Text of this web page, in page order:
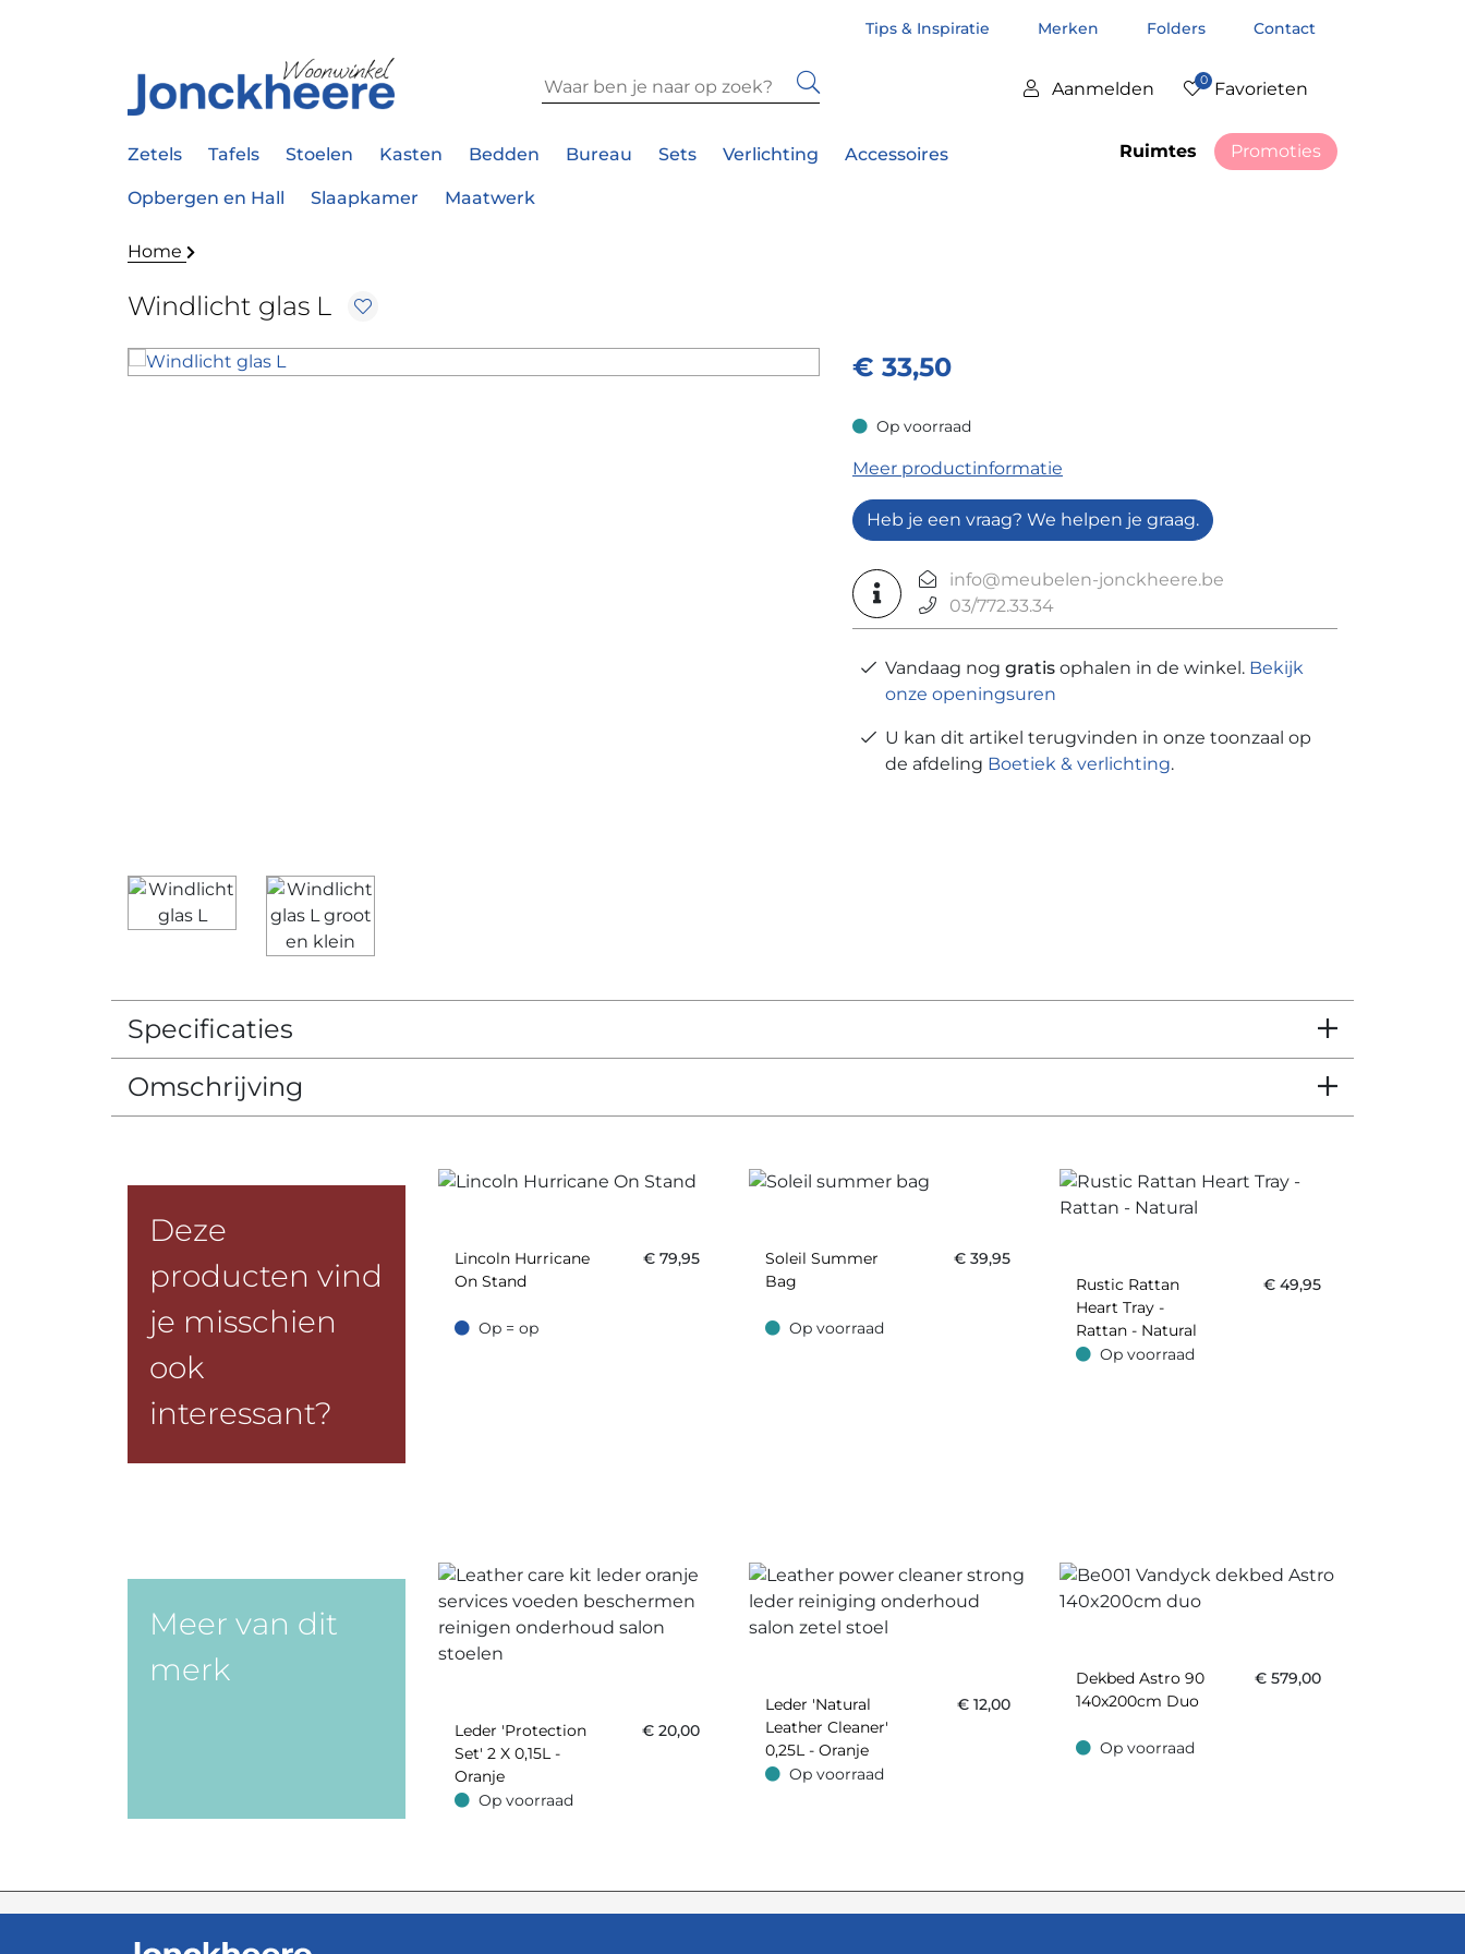
Tips & Inspiratie Merken Folders Contact
Aanmelden 0 Favorieten
Zetels Tafels Stoelen Kasten Bedden Bureau Sets Verlichting Accessoires
Opbergen en Hall Slaapkamer Maatwerk
Ruimtes Promoties
Home
Windlicht glas L
€ 33,50
Op voorraad
Op voorraad
Meer productinformatie
Heb je een vraag? We helpen je graag.
info@meubelen-jonckheere.be
03/772.33.34
Vandaag nog gratis ophalen in de winkel. Bekijk
onze openingsuren
U kan dit artikel terugvinden in onze toonzaal op
de afdeling Boetiek & verlichting.
Specificaties
Omschrijving
Deze
producten vind
je misschien
ook
interessant?
Lincoln Hurricane
On Stand
€ 79,95
Op = op
Op = op
Soleil Summer
Bag
€ 39,95
Op voorraad
Op voorraad
Rustic Rattan
Heart Tray -
Rattan - Natural
€ 49,95
Op voorraad
Op voorraad
Meer van dit
merk
Leder 'Protection
Set' 2 X 0,15L -
Oranje
€ 20,00
Op voorraad
Op voorraad
Leder 'Natural
Leather Cleaner'
0,25L - Oranje
€ 12,00
Op voorraad
Op voorraad
Dekbed Astro 90
140x200cm Duo
€ 579,00
Op voorraad
Op voorraad